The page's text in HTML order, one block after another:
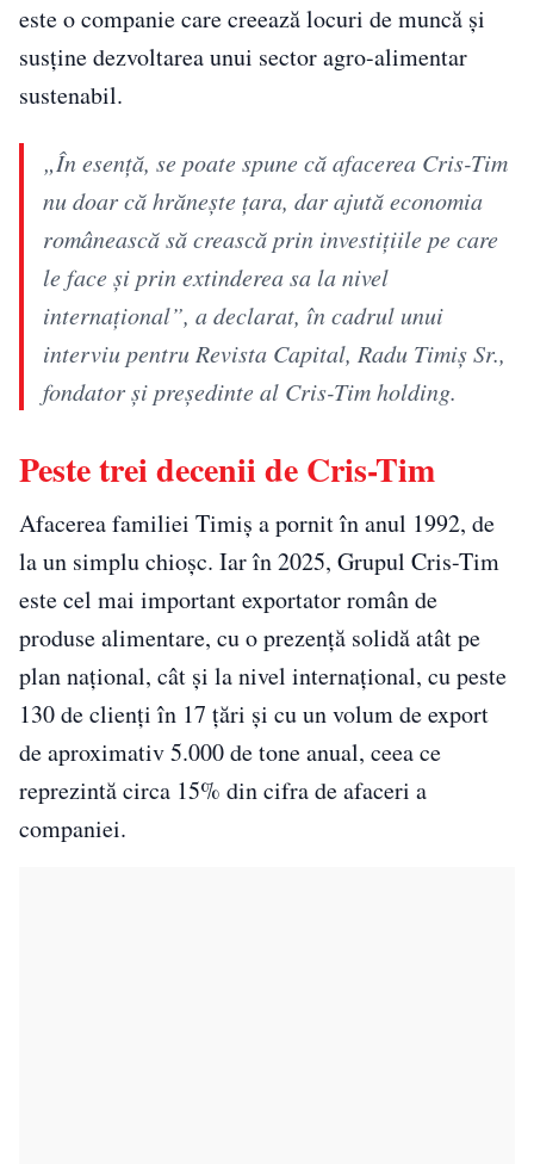
este o companie care creează locuri de muncă și
susține dezvoltarea unui sector agro-alimentar
sustenabil.
„În esență, se poate spune că afacerea Cris-Tim
nu doar că hrănește țara, dar ajută economia
românească să crească prin investițiile pe care
le face și prin extinderea sa la nivel
internațional”, a declarat, în cadrul unui
interviu pentru Revista Capital, Radu Timiș Sr.,
fondator și președinte al Cris-Tim holding.
Peste trei decenii de Cris-Tim
Afacerea familiei Timiș a pornit în anul 1992, de
la un simplu chioșc. Iar în 2025, Grupul Cris-Tim
este cel mai important exportator român de
produse alimentare, cu o prezență solidă atât pe
plan național, cât și la nivel internațional, cu peste
130 de clienți în 17 țări și cu un volum de export
de aproximativ 5.000 de tone anual, ceea ce
reprezintă circa 15% din cifra de afaceri a
companiei.